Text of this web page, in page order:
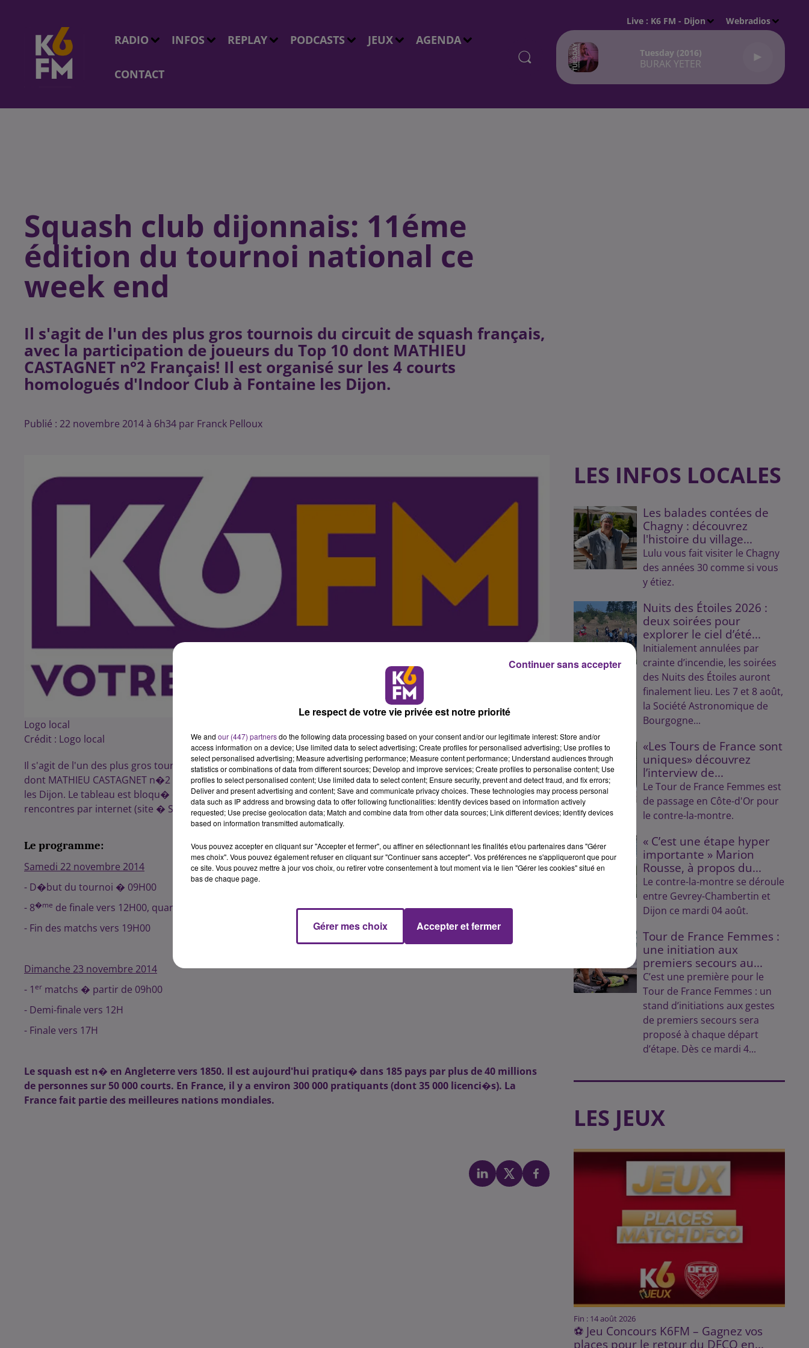
RADIO INFOS REPLAY PODCASTS JEUX AGENDA
CONTACT
Live : K6 FM - Dijon Webradios
Tuesday (2016)
BURAK YETER
Squash club dijonnais: 11éme
édition du tournoi national ce
week end
Il s'agit de l'un des plus gros tournois du circuit de squash français,
avec la participation de joueurs du Top 10 dont MATHIEU
CASTAGNET n°2 Français! Il est organisé sur les 4 courts
Publié : 22 novembre 2014 à 6h34 par Franck Pelloux
Logo local
Crédit : Logo local
Il s'agit de l'un des plus gros tournois du circuit de squash fran�ais, avec la participation de joueurs du Top 10
dont MATHIEU CASTAGNET n�2 Fran�ais! Il est organis� sur les 4 courts homologu�s d'Indoor Club � Fontaine
les Dijon. Le tableau est bloqu� � 54 joueurs masculins. Les r�sultats sont transmis en direct juste apr�s les
rencontres par internet (site � Squashnet.fr �).
Le programme:
Samedi 22 novembre 2014
- D�but du tournoi � 09H00
- 8�me de finale vers 12H00, quart vers 18h00
- Fin des matchs vers 19H00
Dimanche 23 novembre 2014
- 1er matchs � partir de 09h00
- Demi-finale vers 12H
- Finale vers 17H
Le squash est n� en Angleterre vers 1850. Il est aujourd'hui pratiqu� dans 185 pays par plus de 40 millions
de personnes sur 50 000 courts. En France, il y a environ 300 000 pratiquants (dont 35 000 licenci�s). La
France fait partie des meilleures nations mondiales.
LES INFOS LOCALES
Les balades contées de
Chagny : découvrez
l'histoire du village...
Lulu vous fait visiter le Chagny
des années 30 comme si vous
y étiez.
Nuits des Étoiles 2026 :
deux soirées pour
explorer le ciel d’été...
Initialement annulées par
crainte d’incendie, les soirées
des Nuits des Étoiles auront
finalement lieu. Les 7 et 8 août,
la Société Astronomique de
Bourgogne...
«Les Tours de France sont
uniques» découvrez
l’interview de...
Le Tour de France Femmes est
de passage en Côte-d'Or pour
le contre-la-montre.
« C’est une étape hyper
importante » Marion
Rousse, à propos du...
Le contre-la-montre se déroule
entre Gevrey-Chambertin et
Dijon ce mardi 04 août.
Tour de France Femmes :
une initiation aux
premiers secours au...
C’est une première pour le
Tour de France Femmes : un
stand d’initiations aux gestes
de premiers secours sera
proposé à chaque départ
d’étape. Dès ce mardi 4...
LES JEUX
Fin : 14 août 2026
⚽ Jeu Concours K6FM – Gagnez vos
places pour le retour du DFCO en...
Le respect de votre vie privée est notre priorité
We and our (447) partnersdo the following data processing based on your consent and/or our legitimate interest: Store and/or
access information on a device; Use limited data to select advertising; Create profiles for personalised advertising; Use profiles to
select personalised advertising; Measure advertising performance; Measure content performance; Understand audiences through
statistics or combinations of data from different sources; Develop and improve services; Create profiles to personalise content; Use
profiles to select personalised content; Use limited data to select content; Ensure security, prevent and detect fraud, and fix errors;
Deliver and present advertising and content; Save and communicate privacy choices. These technologies may process personal
data such as IP address and browsing data to offer following functionalities: Identify devices based on information actively
requested; Use precise geolocation data; Match and combine data from other data sources; Link different devices; Identify devices
based on information transmitted automatically.
Vous pouvez accepter en cliquant sur "Accepter et fermer", ou affiner en sélectionnant les finalités et/ou partenaires dans "Gérer
mes choix". Vous pouvez également refuser en cliquant sur "Continuer sans accepter". Vos préférences ne s'appliqueront que pour
ce site. Vous pouvez mettre à jour vos choix, ou retirer votre consentement à tout moment via le lien "Gérer les cookies" situé en
bas de chaque page.
Gérer mes choix Accepter et fermer
Continuer sans accepter